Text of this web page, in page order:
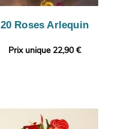
20 Roses Arlequin
Prix unique 22,90 €